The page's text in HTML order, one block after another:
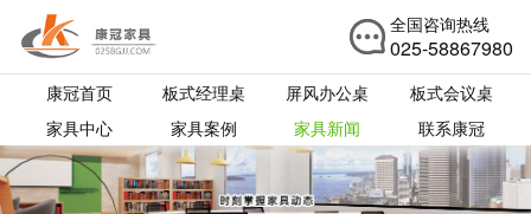
全国咨询热线
025-58867980
康冠首页 板式经理桌 屏风办公桌
板式会议桌
家具中心
家具案例 家具新闻 联系康冠